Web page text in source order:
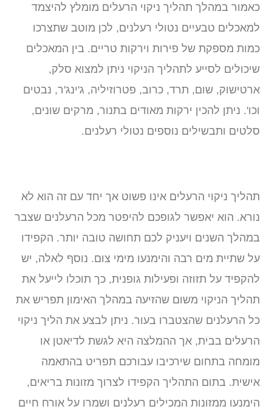
כאמור במהלך תהליך ניקוי הרעלים מומלץ להיצמד
למאכלים טבעיים נטולי רעלנים, לכן מוטב שתצרכו
כמות מספקת של פירות וירקות טריים. בין המאכלים
שיכולים לסייע לתהליך הניקוי ניתן למצוא סלק,
ארטישוק, שום, תרד, כרוב, פטרוזיליה, ג'ינג'ר, נבטים
וכו'. ניתן להכין ירקות מאודים בתנור, מרקים שונים,
סלטים ותבשילים נוספים נטולי רעלנים.
תהליך ניקוי הרעלים אינו פשוט אך יחד עם זה הוא לא
נורא. הוא יאפשר לגופכם להיפטר מכל הרעלנים שצבר
במהלך השנים ויעניק לכם תחושה טובה יותר. הקפידו
על שתיית מים רבה והימנעו מימי צום. נוסף לאלה, יש
להקפיד על תזוזה ופעילות גופנית, כך תוכלו לייעל את
תהליך הניקוי משום שהזיעה במהלך האימון תפריש את
כל הרעלנים שהצטברו בעור. ניתן לבצע את הליך ניקוי
הרעלים בבית, אך ההמלצה היא לגשת לדיאטן או
מומחה בתחום שירכיבו עבורכם תפריט בהתאמה
אישית. בתום התהליך הקפידו לצרוך מזונות בריאים,
הימנעו ממזונות המכילים רעלנים ושמרו על אורח חיים